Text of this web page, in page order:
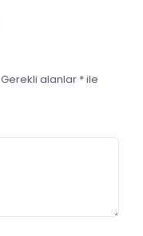
Gerekli alanlar *ile